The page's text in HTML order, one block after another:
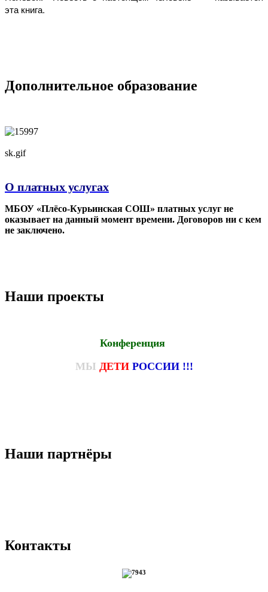
эта книга.
Дополнительное образование
sk.gif
О платных услугах
МБОУ «Плёсо-Курьинская СОШ» платных услуг не
оказывает на данный момент времени. Договоров ни с кем
не заключено.
Наши проекты
Конференция
МЫ ДЕТИ РОССИИ !!!
Наши партнёры
Контакты